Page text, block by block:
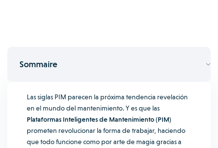
Sommaire
Las siglas PIM parecen la próxima tendencia revelación
en el mundo del mantenimiento. Y es que las
Plataformas Inteligentes de Mantenimiento (PIM)
prometen revolucionar la forma de trabajar, haciendo
que todo funcione como por arte de magia gracias a